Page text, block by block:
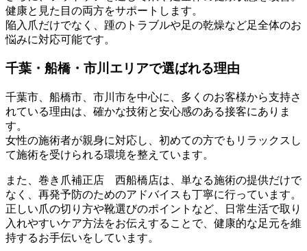
健康と見た目の両方をサポートします。
陥入爪だけでなく、踵のトラブルや足の乾燥など足全体のお
悩みに対応可能です。
千葉・船橋・市川エリアで選ばれる理由
千葉市、船橋市、市川市を中心に、多くのお客様から支持さ
れている理由は、確かな技術と安心感のある接客にありま
す。
女性の施術者が親身に対応し、初めての方でもリラックスし
て施術を受けられる環境を整えています。
また、巻き爪補正店 西船橋店は、単なる施術の提供だけで
なく、再発予防のためのアドバイスも丁寧に行っています。
正しい爪の切り方や靴選びのポイントなど、日常生活で取り
入れやすいケア方法をお伝えすることで、健康的な足元を維
持するお手伝いをしています。